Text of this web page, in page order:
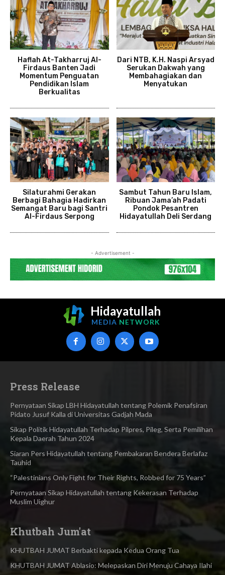
Haflah At-Takharruj Al-
Firdaus Banten Jadi
Momentum Penguatan
Pendidikan Islam
Berkualitas
Dari NTB, K.H. Naspi Arsyad
Serukan Dakwah yang
Membahagiakan dan
Menyatukan
Silaturahmi Gerakan
Berbagi Bahagia Hadirkan
Semangat Baru bagi Santri
Al-Firdaus Serpong
Sambut Tahun Baru Islam,
Ribuan Jama’ah Padati
Pondok Pesantren
Hidayatullah Deli Serdang
- Advertisement -
Hidayatullah
MEDIA NETWORK
Press Release
Pernyataan Sikap LBH Hidayatullah tentang Polemik Penafsiran
Pidato Jusuf Kalla di Universitas Gadjah Mada
Sikap Politik Hidayatullah Terhadap Pilpres, Pileg, Serta Pemilihan
Kepala Daerah Tahun 2024
Siaran Pers Hidayatullah tentang Pembakaran Bendera Berlafaz
Tauhid
“Palestinians Only Fight for Their Rights, Robbed for 75 Years”
Pernyataan Sikap Hidayatullah tentang Kekerasan Terhadap
Muslim Uighur
Khutbah Jum'at
KHUTBAH JUMAT Berbakti kepada Kedua Orang Tua
KHUTBAH JUMAT Ablasio: Melepaskan Diri Menuju Cahaya Ilahi